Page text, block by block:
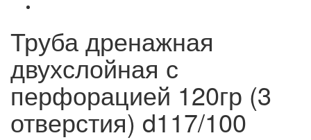
Труба дренажная
двухслойная с
перфорацией 120гр (3
отверстия) d117/100